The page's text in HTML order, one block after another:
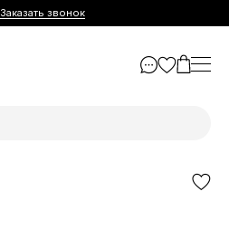
Заказать звонок